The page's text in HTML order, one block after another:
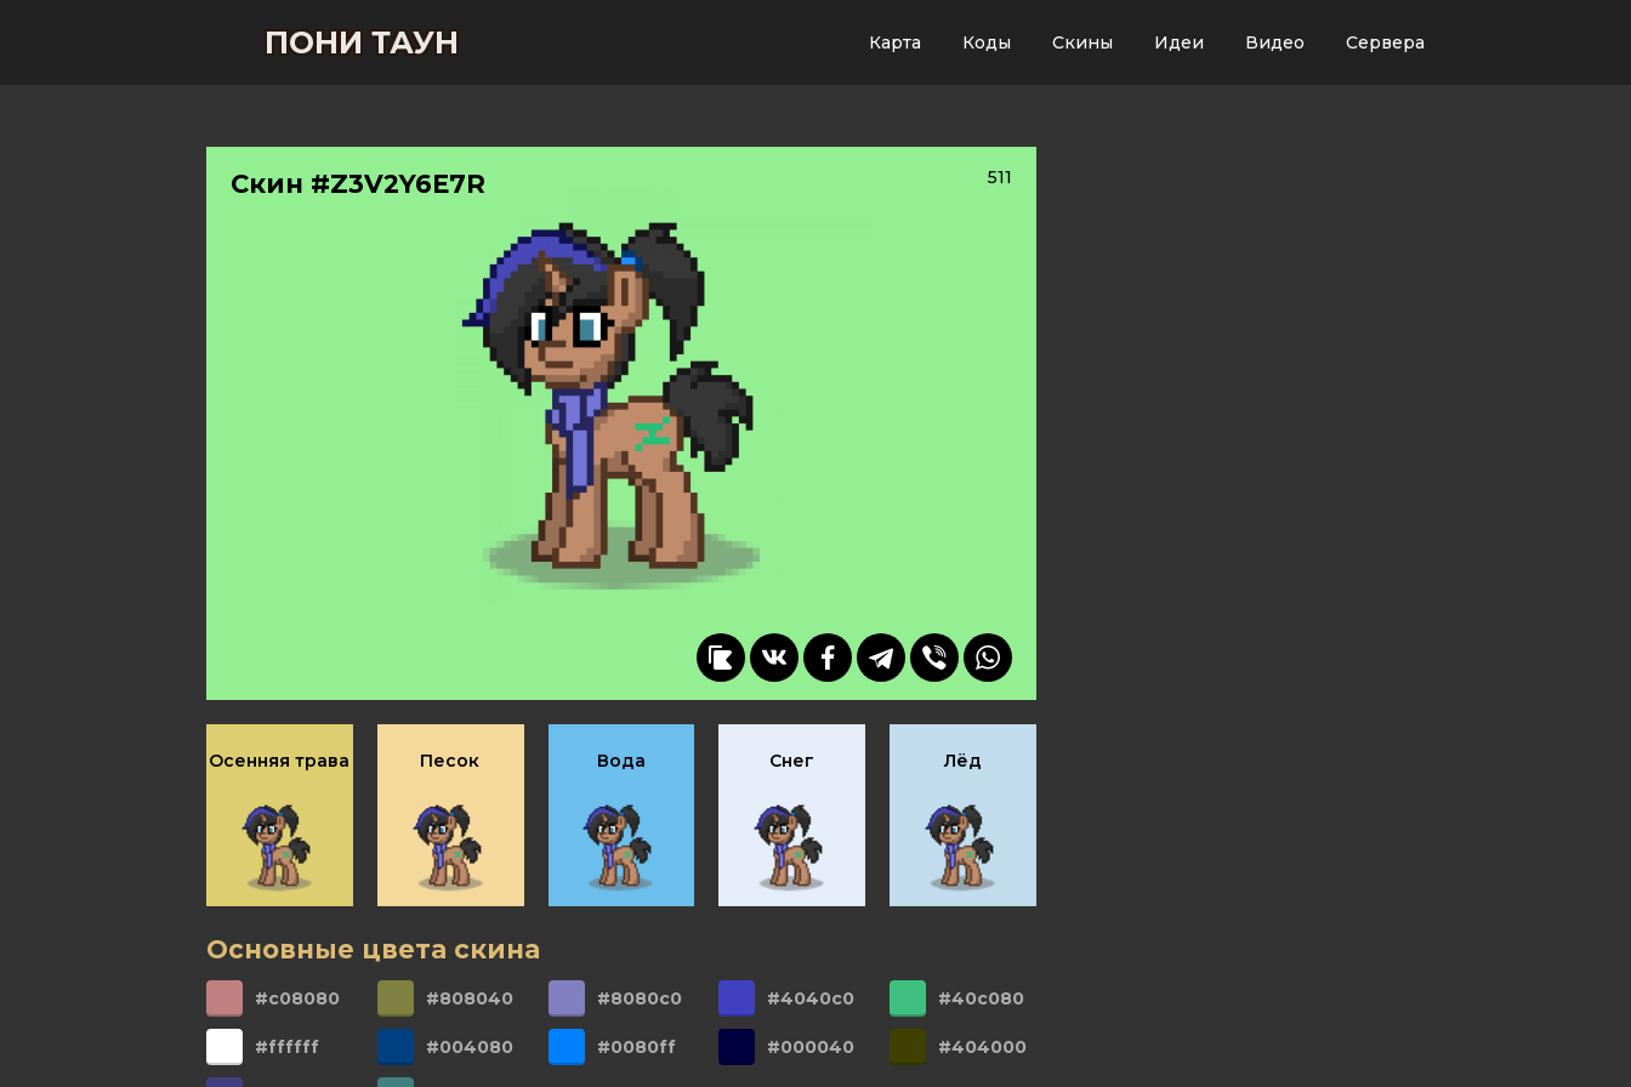
ПОНИ ТАУН Карта Коды Скины Идеи Видео Сервера
Скин #Z3V2Y6E7R 511
Осенняя трава Песок Вода Снег Лёд
Основные цвета скина
#c08080 #808040 #8080c0 #4040c0 #40c080
#ffffff #004080 #0080ff #000040 #404000